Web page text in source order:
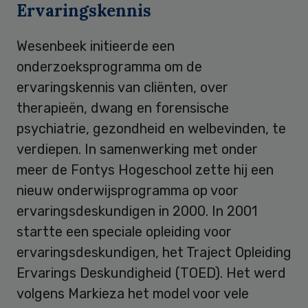
Ervaringskennis
Wesenbeek initieerde een
onderzoeksprogramma om de
ervaringskennis van cliënten, over
therapieën, dwang en forensische
psychiatrie, gezondheid en welbevinden, te
verdiepen. In samenwerking met onder
meer de Fontys Hogeschool zette hij een
nieuw onderwijsprogramma op voor
ervaringsdeskundigen in 2000. In 2001
startte een speciale opleiding voor
ervaringsdeskundigen, het Traject Opleiding
Ervarings Deskundigheid (TOED). Het werd
volgens Markieza het model voor vele